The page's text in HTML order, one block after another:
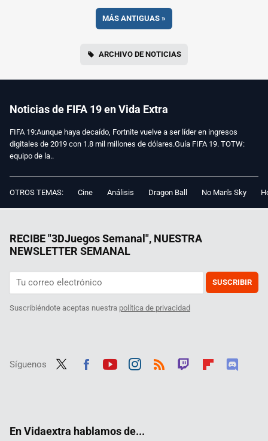
MÁS ANTIGUAS »
ARCHIVO DE NOTICIAS
Noticias de FIFA 19 en Vida Extra
FIFA 19:Aunque haya decaído, Fortnite vuelve a ser líder en ingresos
digitales de 2019 con 1.8 mil millones de dólares.Guía FIFA 19. TOTW:
equipo de la..
OTROS TEMAS: Cine Análisis Dragon Ball No Man's Sky
RECIBE "3DJuegos Semanal", NUESTRA
NEWSLETTER SEMANAL
SUSCRIBIR
Suscribiéndote aceptas nuestra política de privacidad
Síguenos
En Vidaextra hablamos de...